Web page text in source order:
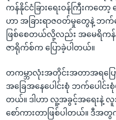
ကန်နိုင်ငံခြားရေးဝန်ကြီးကတေ
ဟာ အခြားရာဇဝတ်မှုတွေနဲ့ ဘက်ပ
ဖြစ်စေတယ်လို့လည်း အမေရိကန်နို
ဇာရိုက်စ်က ပြောခဲ့ပါတယ်။
တကမ္ဘာလုံးအတိုင်းအတာအရပြ
အခြေအနေပေါင်းစုံ ဘက်ပေါင်းစုံမှ
တယ်။ ဒါဟာ လူ့အခွင့်အရေးနဲ့ လူ
စော်ကားတာဖြစ်ပါတယ်။ ဒီအတွ